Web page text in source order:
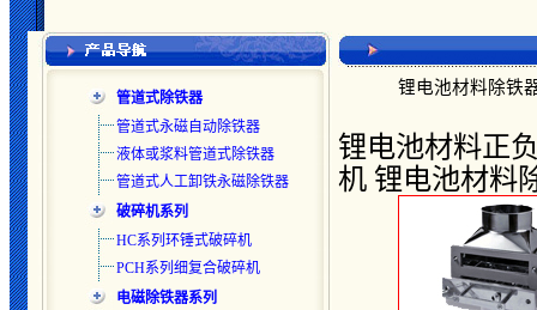
管道式除铁器
管道式永磁自动除铁器
液体或浆料管道式除铁器
管道式人工卸铁永磁除铁器
破碎机系列
HC系列环锤式破碎机
PCH系列细复合破碎机
电磁除铁器系列
锂电池材料除铁
锂电池材料正
机 锂电池材料